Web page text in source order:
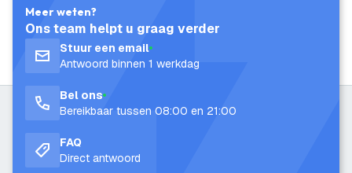
Meer weten?
Ons team helpt u graag verder
Stuur een email
Antwoord binnen 1 werkdag
Bel ons
Bereikbaar tussen 08:00 en 21:00
FAQ
Direct antwoord